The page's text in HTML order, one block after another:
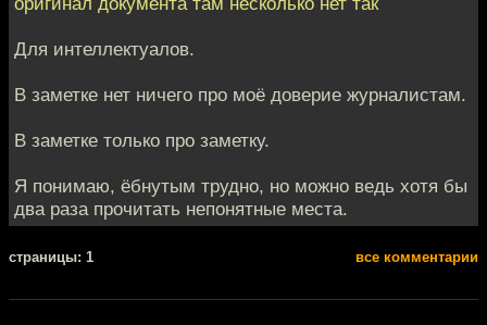
Для интеллектуалов.
В заметке нет ничего про моё доверие журналистам.
В заметке только про заметку.
Я понимаю, ёбнутым трудно, но можно ведь хотя бы
два раза прочитать непонятные места.
cтраницы: 1 все комментарии